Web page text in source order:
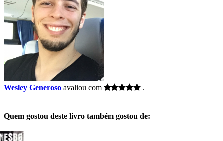
Wesley Generoso avaliou com .
Quem gostou deste livro também gostou de: